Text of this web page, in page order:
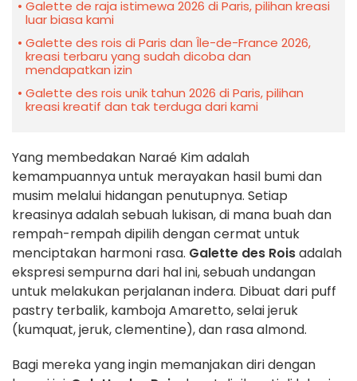
Galette de raja istimewa 2026 di Paris, pilihan kreasi
luar biasa kami
Galette des rois di Paris dan Île-de-France 2026,
kreasi terbaru yang sudah dicoba dan
mendapatkan izin
Galette des rois unik tahun 2026 di Paris, pilihan
kreasi kreatif dan tak terduga dari kami
Yang membedakan Naraé Kim adalah
kemampuannya untuk merayakan hasil bumi dan
musim melalui hidangan penutupnya. Setiap
kreasinya adalah sebuah lukisan, di mana buah dan
rempah-rempah dipilih dengan cermat untuk
menciptakan harmoni rasa. Galette des Roisadalah
ekspresi sempurna dari hal ini, sebuah undangan
untuk melakukan perjalanan indera. Dibuat dari puff
pastry terbalik, kamboja Amaretto, selai jeruk
(kumquat, jeruk, clementine), dan rasa almond.
Bagi mereka yang ingin memanjakan diri dengan